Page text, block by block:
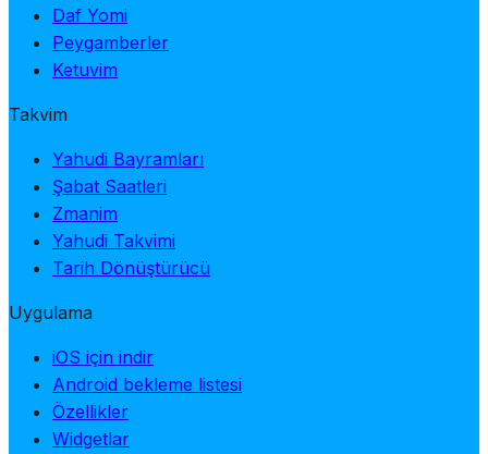
Daf Yomi
Peygamberler
Ketuvim
Takvim
Yahudi Bayramları
Şabat Saatleri
Zmanim
Yahudi Takvimi
Tarih Dönüştürücü
Uygulama
iOS için indir
Android bekleme listesi
Özellikler
Widgetlar